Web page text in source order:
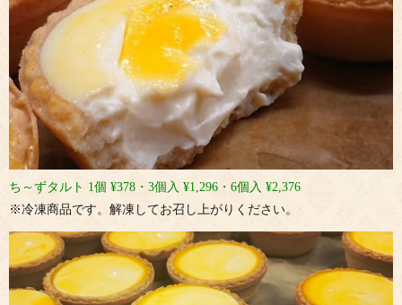
ち～ずタルト 1個 ¥378・3個入 ¥1,296・6個入 ¥2,376
※冷凍商品です。解凍してお召し上がりください。